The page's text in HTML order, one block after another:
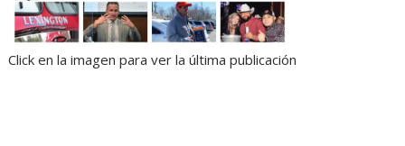
Click en la imagen para ver la última publicación